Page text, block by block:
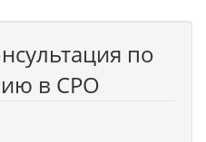
по
в СРО